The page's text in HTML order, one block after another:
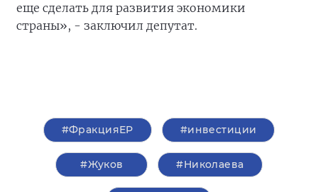
еще сделать для развития экономики
страны», - заключил депутат.
#ФракцияЕР #инвестиции
#Жуков #Николаева